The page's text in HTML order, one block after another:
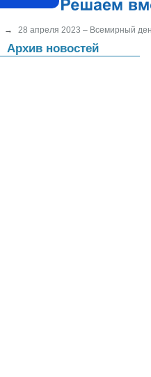
→ 28 апреля 2023 – Всемирный
Архив новостей